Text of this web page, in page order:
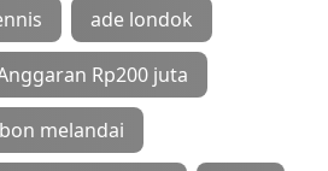
ade londok
Rp200 juta
melandai